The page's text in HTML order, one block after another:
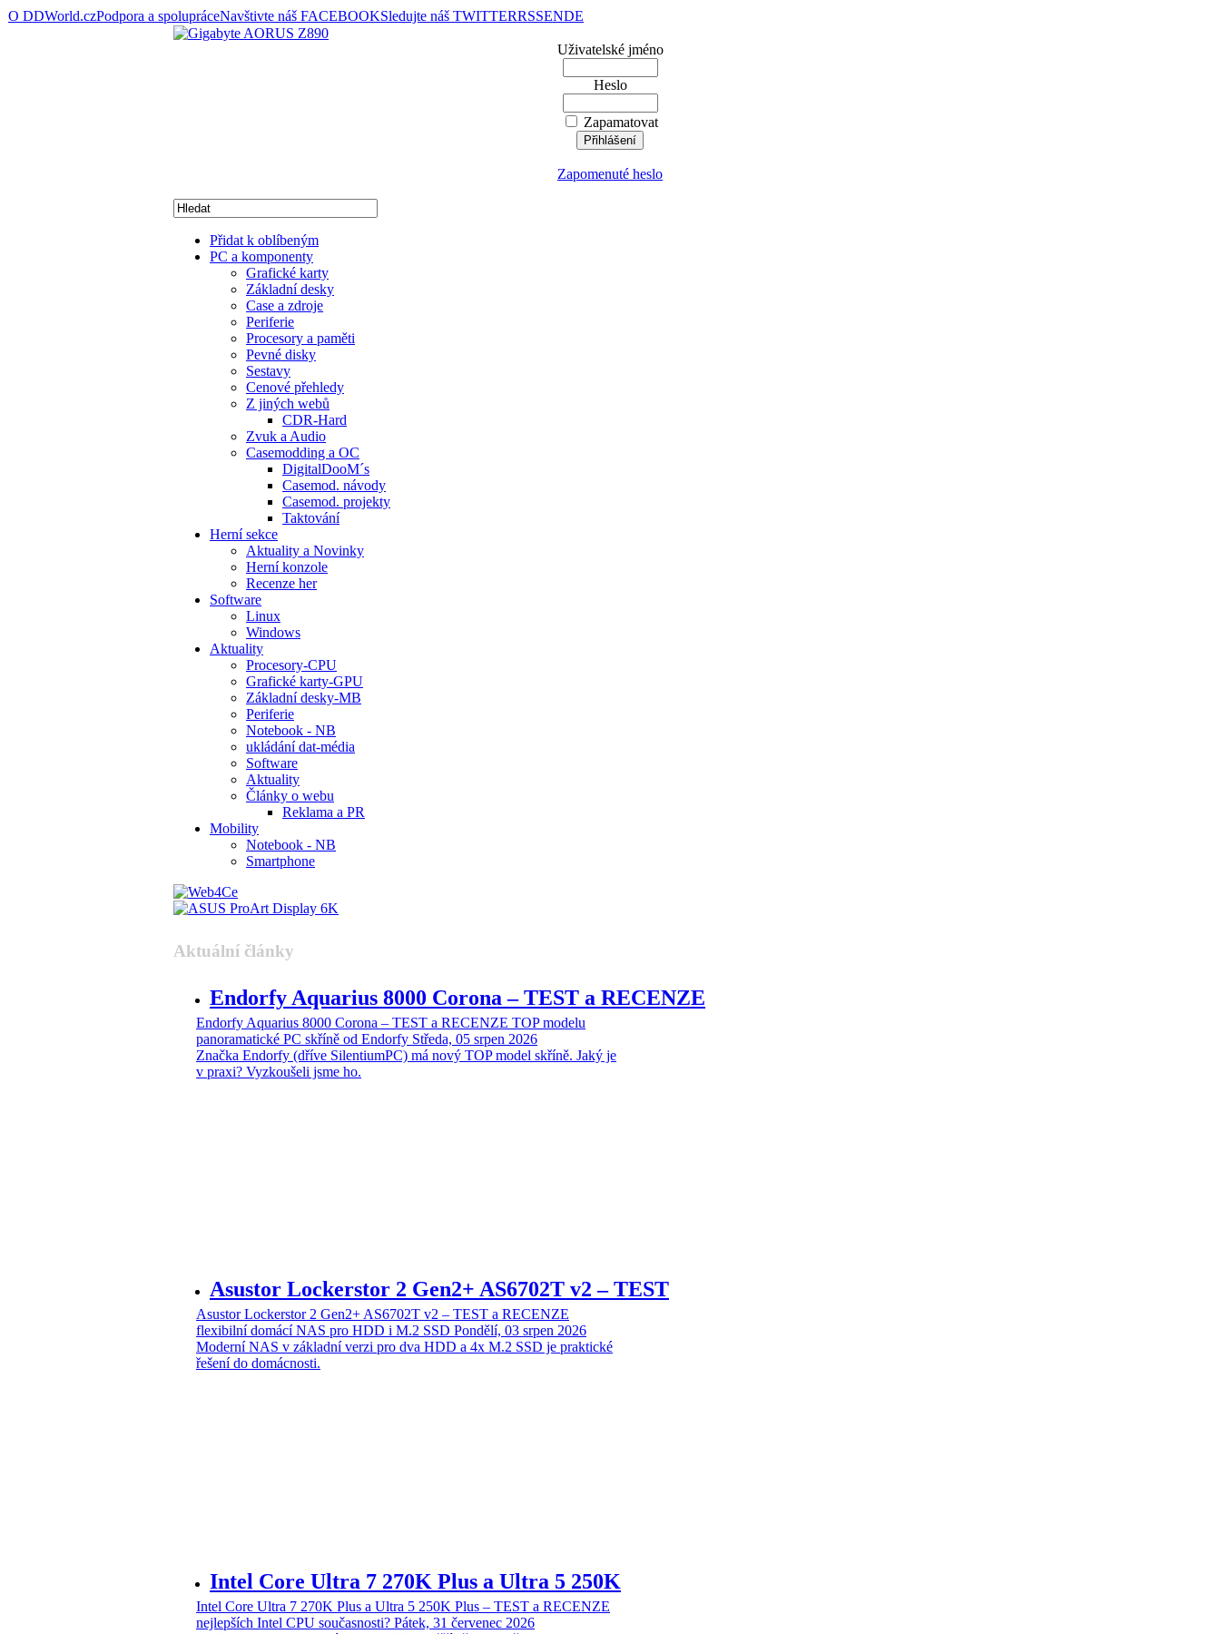
O DDWorld.czPodpora a spolupráceNavštivte náš FACEBOOKSledujte náš TWITTERRSSENDE
Uživatelské jméno
Heslo
Zapamatovat
Zapomenuté heslo
Přidat k oblíbeným
PC a komponenty
Grafické karty
Základní desky
Case a zdroje
Periferie
Procesory a paměti
Pevné disky
Sestavy
Cenové přehledy
Z jiných webů
CDR-Hard
Zvuk a Audio
Casemodding a OC
DigitalDooM´s
Casemod. návody
Casemod. projekty
Taktování
Herní sekce
Aktuality a Novinky
Herní konzole
Recenze her
Software
Linux
Windows
Aktuality
Procesory-CPU
Grafické karty-GPU
Základní desky-MB
Periferie
Notebook - NB
ukládání dat-média
Software
Aktuality
Články o webu
Reklama a PR
Mobility
Notebook - NB
Smartphone
Aktuální články
Endorfy Aquarius 8000 Corona – TEST a RECENZE
Endorfy Aquarius 8000 Corona – TEST a RECENZE TOP modelu
panoramatické PC skříně od Endorfy Středa, 05 srpen 2026
Značka Endorfy (dříve SilentiumPC) má nový TOP model skříně. Jaký je
v praxi? Vyzkoušeli jsme ho.
Asustor Lockerstor 2 Gen2+ AS6702T v2 – TEST
Asustor Lockerstor 2 Gen2+ AS6702T v2 – TEST a RECENZE
flexibilní domácí NAS pro HDD i M.2 SSD Pondělí, 03 srpen 2026
Moderní NAS v základní verzi pro dva HDD a 4x M.2 SSD je praktické
řešení do domácnosti.
Intel Core Ultra 7 270K Plus a Ultra 5 250K
Intel Core Ultra 7 270K Plus a Ultra 5 250K Plus – TEST a RECENZE
nejlepších Intel CPU současnosti? Pátek, 31 červenec 2026